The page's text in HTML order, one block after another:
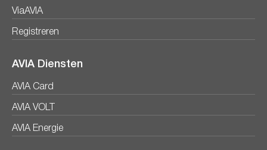
ViaAVIA
Registreren
AVIA Diensten
AVIA Card
AVIA VOLT
AVIA Energie